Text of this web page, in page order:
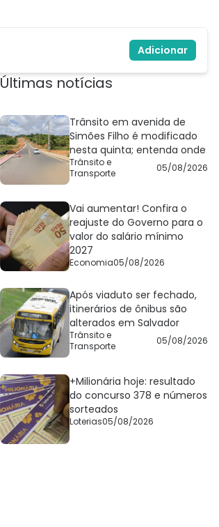
Adicionar
Últimas notícias
Trânsito em avenida de
Simões Filho é modificado
nesta quinta; entenda onde
Trânsito e
Transporte
05/08/2026
Vai aumentar! Confira o
reajuste do Governo para o
valor do salário mínimo
2027
Economia05/08/2026
Após viaduto ser fechado,
itinerários de ônibus são
alterados em Salvador
Trânsito e
Transporte
05/08/2026
+Milionária hoje: resultado
do concurso 378 e números
sorteados
Loterias05/08/2026